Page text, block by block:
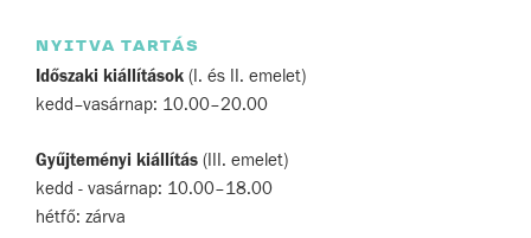
NYITVA TARTÁS
Időszaki kiállítások (I. és II. emelet)
kedd–vasárnap: 10.00–20.00
Gyűjteményi kiállítás (III. emelet)
kedd - vasárnap: 10.00–18.00
hétfő: zárva